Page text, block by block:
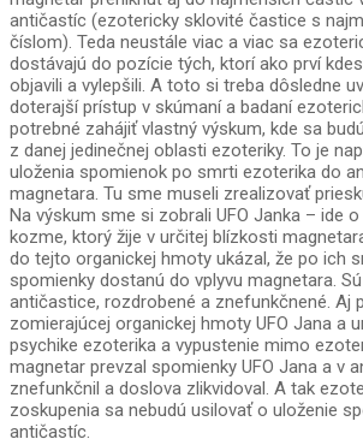
antičastíc (ezotericky sklovité častice s
číslom). Teda neustále viac a viac sa
dostávajú do pozície tých, ktorí ako prví
objavili a vylepšili. A toto si treba dôsledne
doterajší prístup v skúmaní a badaní
potrebné zahájiť vlastný výskum, kde sa
z danej jedinečnej oblasti ezoteriky. To je
uloženia spomienok po smrti ezoterika do
magnetara. Tu sme museli zrealizovať
Na výskum sme si zobrali UFO Janka – ide
kozme, ktorý žije v určitej blízkosti
do tejto organickej hmoty ukázal, že po ich
spomienky dostanú do vplyvu magnetara.
antičastice, rozdrobené a znefunkčnené. Aj
zomierajúcej organickej hmoty UFO Jana a
psychike ezoterika a vypustenie mimo
magnetar prevzal spomienky UFO Jana a v
znefunkčnil a doslova zlikvidoval. A tak
zoskupenia sa nebudú usilovať o uloženie
antičastíc.